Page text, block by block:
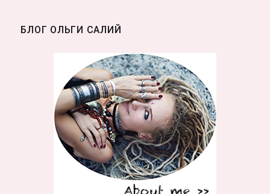
БЛОГ ОЛЬГИ САЛИЙ